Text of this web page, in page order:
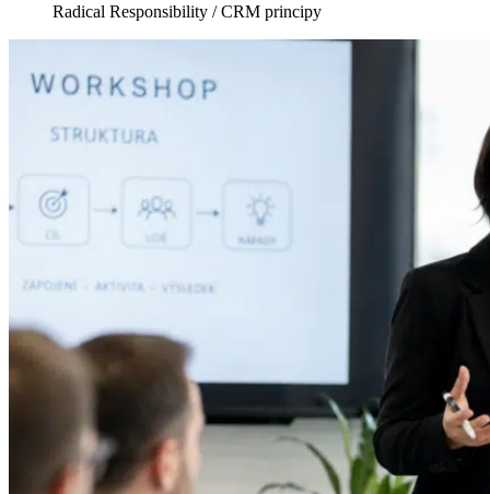
Radical Responsibility / CRM principy